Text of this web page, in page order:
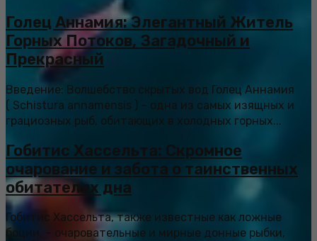
Голец Аннамия: Элегантный Житель
Горных Потоков, Загадочный и
Прекрасный
Введение: Волшебство скрытых вод Голец Аннамия
( Schistura annamensis ) – одна из самых изящных и
грациозных рыб, обитающих в холодных горных...
Гобитис Хассельта: Скромное
очарование и забота о таинственных
обитателях дна
Гобитис Хассельта, также известные как ложные
боции, – очаровательные и мирные донные рыбки,